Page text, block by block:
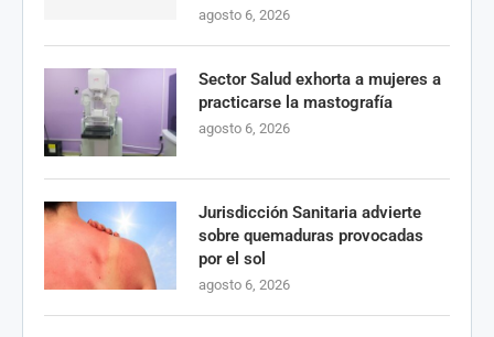
agosto 6, 2026
Sector Salud exhorta a mujeres a
practicarse la mastografía
agosto 6, 2026
Jurisdicción Sanitaria advierte
sobre quemaduras provocadas
por el sol
agosto 6, 2026